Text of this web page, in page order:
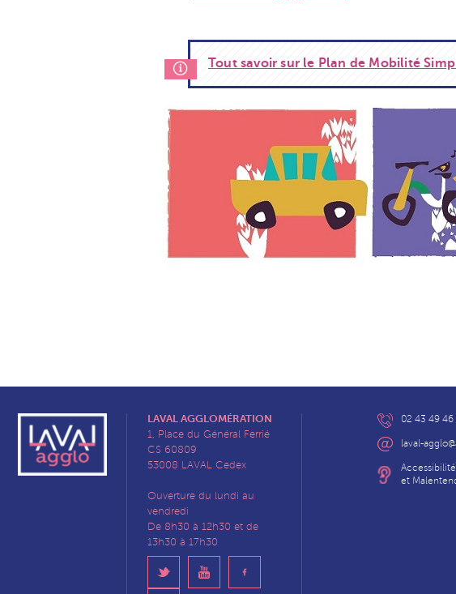
Tout savoir sur le Plan de Mobilité
LAVAL AGGLOMÉRATION
1, Place du Général Ferrié
CS 60809
53008 LAVAL Cedex
Ouverture du lundi au
vendredi
De 8h30 à 12h30 et de
13h30 à 17h30
02 43 49 46
laval-
et